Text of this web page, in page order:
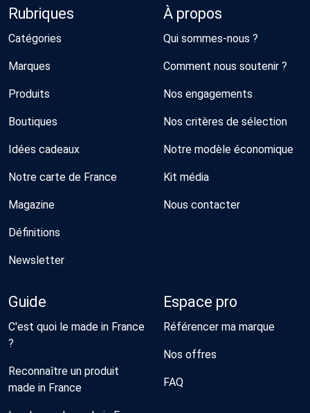
Rubriques
Catégories
Marques
Produits
Boutiques
Idées cadeaux
Notre carte de France
Magazine
Définitions
Newsletter
À propos
Qui sommes-nous ?
Comment nous soutenir ?
Nos engagements
Nos critères de sélection
Notre modèle économique
Kit média
Nous contacter
Guide
C'est quoi le made in France
?
Reconnaître un produit
made in France
Espace pro
Référencer ma marque
Nos offres
FAQ